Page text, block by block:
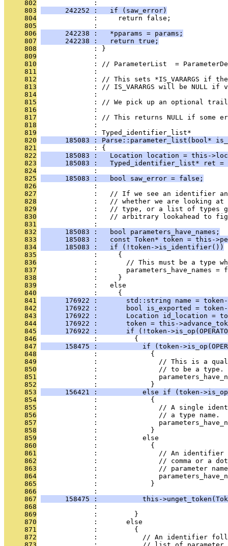
     802
              :
     803
      242252 :   if (saw_error)
     804
              :     return false;
     805
              :
     806
      242238 :   *pparams = params;
     807
      242238 :   return true;
     808
              : }
     809
              :
     810
: // ParameterList  =
     811
              :
     812
: // This sets *IS_VARARGS if
     813
: // IS_VARARGS will be NULL if
     814
              :
     815
: // We pick up an optional
     816
              :
     817
: // This returns NULL if some
     818
              :
     819
              : Typed_identifier_list*
     820
185083 : Parse::parameter_list(bool*
     821
              : {
     822
185083 :   Location location = this-
     823
185083 :   Typed_identifier_list* ret =
     824
              :
     825
      185083 :   bool saw_error = false;
     826
              :
     827
:   // If we see an identifier
     828
:   // whether we are looking
     829
:   // type, or a list of types
     830
:   // arbitrary lookahead to
     831
              :
     832
      185083 :   bool parameters_have_names;
     833
185083 :   const Token* token = this-
     834
      185083 :   if (!token->is_identifier())
     835
              :     {
     836
:       // This must be a type
     837
:       parameters_have_names =
     838
              :     }
     839
              :   else
     840
              :     {
     841
176922 :       std::string name =
     842
176922 :       bool is_exported =
     843
176922 :       Location id_location =
     844
176922 :       token = this-
     845
176922 :       if (!token-
     846
              :         {
     847
158475 :           if (token-
     848
              :             {
     849
:               // This is a
     850
              :               // to be a type.
     851
:
     852
              :             }
     853
156421 :           else if (token-
     854
              :             {
     855
:               // A single
     856
              :               // a type name.
     857
:
     858
              :             }
     859
              :           else
     860
              :             {
     861
:               // An
     862
:               // comma or a
     863
:               // parameter
     864
:
     865
              :             }
     866
              :
     867
158475 :           this-
     868
:
     869
              :         }
     870
              :       else
     871
              :         {
     872
:           // An identifier